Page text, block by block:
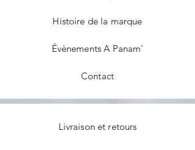
Histoire de la marque
Évènements A Panam'
Contact
Livraison et retours